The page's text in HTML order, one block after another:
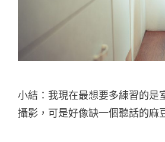
小結：我現在最想要多練習的是
攝影，可是好像缺一個聽話的麻